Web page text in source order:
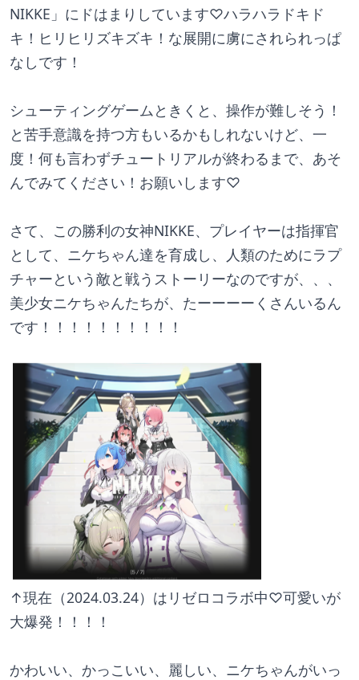
NIKKE」にドはまりしています♡ハラハラドキド
キ！ヒリヒリズキズキ！な展開に虜にされられっぱ
なしです！
シューティングゲームときくと、操作が難しそう！
と苦手意識を持つ方もいるかもしれないけど、一
度！何も言わずチュートリアルが終わるまで、あそ
んでみてください！お願いします♡
さて、この勝利の女神NIKKE、プレイヤーは指揮官
として、ニケちゃん達を育成し、人類のためにラプ
チャーという敵と戦うストーリーなのですが、、、
美少女ニケちゃんたちが、たーーーーくさんいるん
です！！！！！！！！！！
↑現在（2024.03.24）はリゼロコラボ中♡可愛いが
大爆発！！！！
かわいい、かっこいい、麗しい、ニケちゃんがいっ